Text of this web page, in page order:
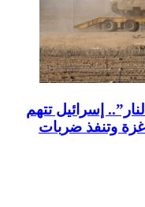
إسرائيل تتهم
وتنفذ ضربات